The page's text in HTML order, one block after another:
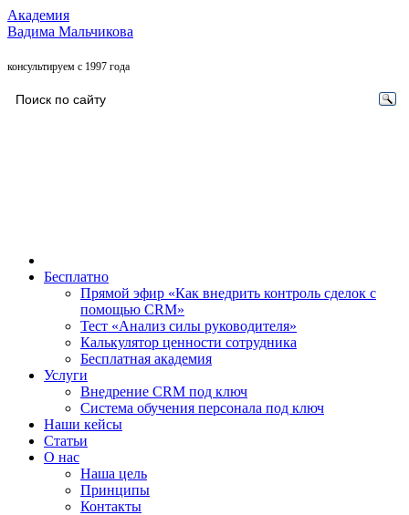
Академия
Вадима Мальчикова
консультируем с 1997 года
Бесплатно
Прямой эфир «Как внедрить контроль сделок с
помощью CRM»
Тест «Анализ силы руководителя»
Калькулятор ценности сотрудника
Бесплатная академия
Услуги
Внедрение CRM под ключ
Система обучения персонала под ключ
Наши кейсы
Статьи
О нас
Наша цель
Принципы
Контакты